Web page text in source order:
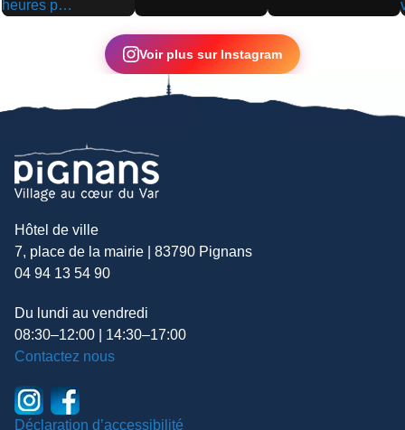
▶
Voir plus sur Instagram
Hôtel de ville
7, place de la mairie | 83790 Pignans
04 94 13 54 90
Du lundi au vendredi
08:30–12:00 | 14:30–17:00
Contactez nous
Déclaration d’accessibilité